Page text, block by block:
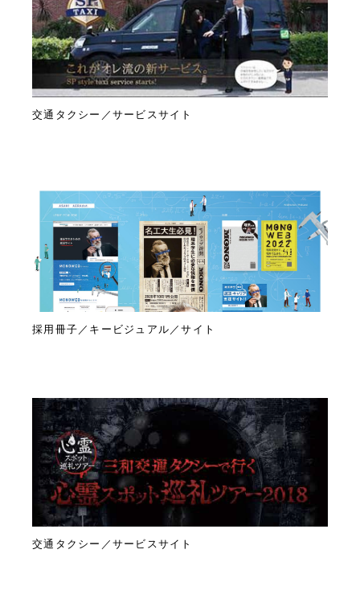
交通タクシー／サービスサイト
採用冊子／キービジュアル／サイト
交通タクシー／サービスサイト